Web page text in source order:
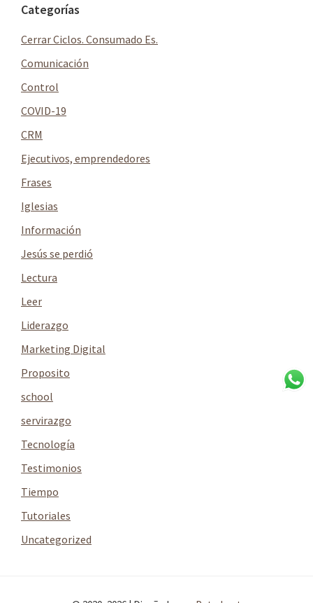
Barra
lateral
principal
Categorías
Cerrar Ciclos. Consumado Es.
Comunicación
Control
COVID-19
CRM
Ejecutivos, emprendedores
Frases
Iglesias
Información
Jesús se perdió
Lectura
Leer
Liderazgo
Marketing Digital
Proposito
school
servirazgo
Tecnología
Testimonios
Tiempo
Tutoriales
Uncategorized